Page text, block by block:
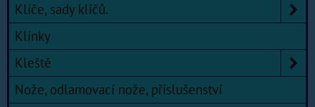
Klíče, sady klíčů.
Klínky
Kleště
Nože, odlamovací nože, příslušenství